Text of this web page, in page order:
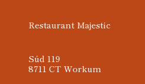
Restaurant Majestic
Súd 119
8711 CT Workum